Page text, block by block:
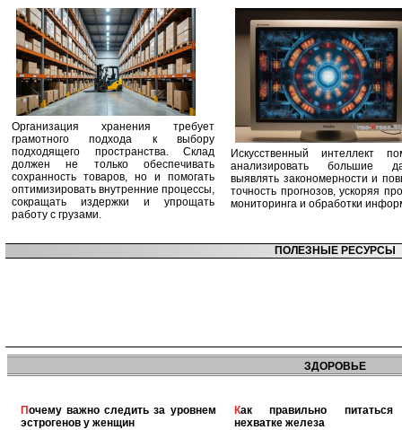
Организация хранения требует
грамотного подхода к выбору
подходящего пространства. Склад
должен не только обеспечивать
сохранность товаров, но и помогать
оптимизировать внутренние процессы,
сокращать издержки и упрощать
работу с грузами.
Искусственный интеллект
анализировать большие
выявлять закономерности и
точность прогнозов, ускоряя
мониторинга и обработки
ПОЛЕЗНЫЕ РЕСУРСЫ
ЗДОРОВЬЕ
Почему важно следить за уровнем
эстрогенов у женщин
Как правильно питаться при
нехватке железа